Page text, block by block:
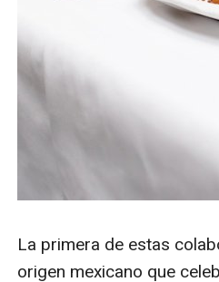
La primera de estas
origen mexicano que